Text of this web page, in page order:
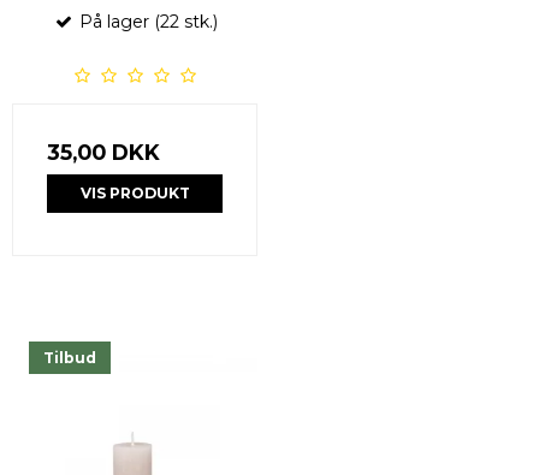
På lager (22 stk.)
35,00 DKK
VIS PRODUKT
Tilbud